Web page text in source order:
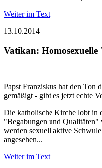
Weiter im Text
13.10.2014
Vatikan:
Papst Franziskus hat den Ton
gemäßigt - gibt es jetzt echte
Die katholische Kirche lobt in
"Begabungen und
werden sexuell aktive
angesehen...
Weiter im Text